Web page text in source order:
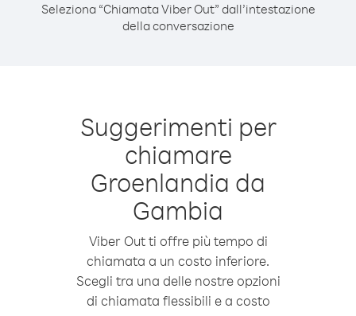
Seleziona “Chiamata Viber Out” dall’intestazione
della conversazione
Suggerimenti per
chiamare
Groenlandia da
Gambia
Viber Out ti offre più tempo di
chiamata a un costo inferiore.
Scegli tra una delle nostre opzioni
di chiamata flessibili e a costo